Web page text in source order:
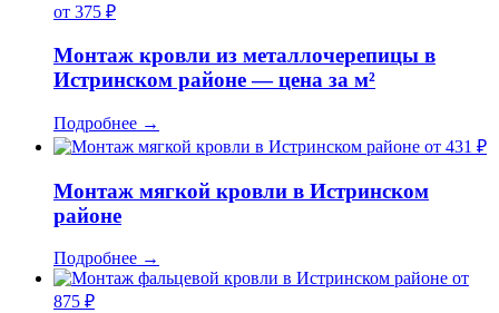
от 375 ₽
Монтаж кровли из металлочерепицы в
Истринском районе — цена за м²
Подробнее →
от 431 ₽
Монтаж мягкой кровли в Истринском
районе
Подробнее →
от
875 ₽